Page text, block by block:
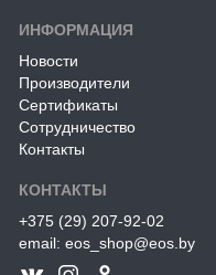
ИНФОРМАЦИЯ
Новости
Производители
Сертификаты
Сотрудничество
Контакты
КОНТАКТЫ
+375 (29) 207-92-02
email: eos_shop@eos.by